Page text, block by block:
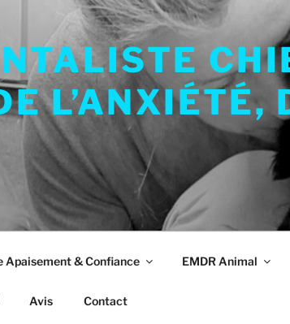
L’ANXIÉTÉ,
Apaisement & Confiance EMDR Animal
Avis Contact